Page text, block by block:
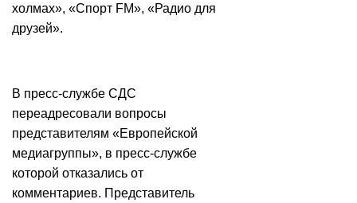
холмах», «Спорт FM», «Радио для
друзей».
В пресс-службе СДС
переадресовали вопросы
представителям «Европейской
медиагруппы», в пресс-службе
которой отказались от
комментариев. Представитель